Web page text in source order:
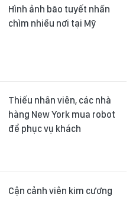
Hình ảnh bão tuyết nhấn
chìm nhiều nơi tại Mỹ
Thiếu nhân viên, các nhà
hàng New York mua robot
để phục vụ khách
Cận cảnh viên kim cương